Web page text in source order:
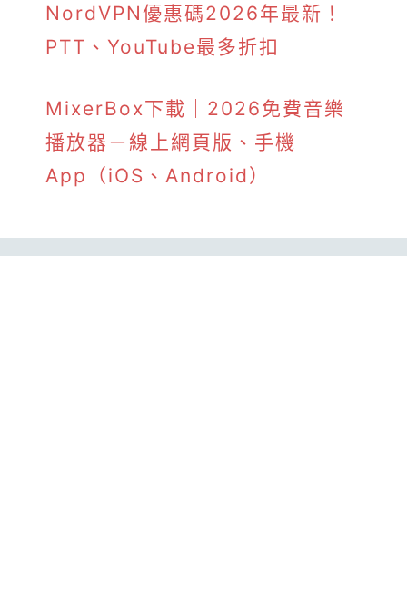
NordVPN優惠碼2026年最新！
PTT、YouTube最多折扣
MixerBox下載｜2026免費音樂
播放器－線上網頁版、手機
App（iOS、Android）